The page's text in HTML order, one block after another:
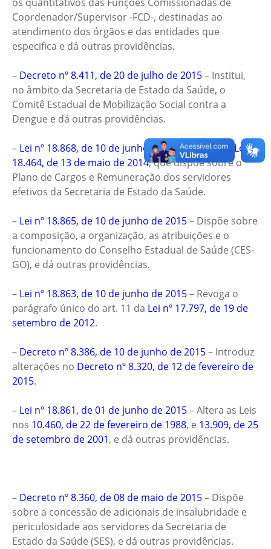
Coordenador/Supervisor -FCD-, destinadas ao
atendimento dos órgãos e das entidades que
especifica e dá outras providências.
– Decreto nº 8.411, de 20 de julho de 2015– Institui,
no âmbito da Secretaria de Estado da Saúde, o
Comitê Estadual de Mobilização Social contra a
Dengue e dá outras providências.
– Lei nº 18.868, de 10 de junho de 2015– Altera a Lei nº
18.464, de 13 de maio de 2014, que dispõe sobre o
Plano de Cargos e Remuneração dos servidores
efetivos da Secretaria de Estado da Saúde.
– Lei nº 18.865, de 10 de junho de 2015– Dispõe sobre
a composição, a organização, as atribuições e o
funcionamento do Conselho Estadual de Saúde (CES-
GO), e dá outras providências.
– Lei nº 18.863, de 10 de junho de 2015– Revoga o
parágrafo único do art. 11 da Lei nº 17.797, de 19 de
setembro de 2012.
– Decreto nº 8.386, de 10 de junho de 2015– Introduz
alterações no Decreto nº 8.320, de 12 de fevereiro de
2015.
– Lei nº 18.861, de 01 de junho de 2015– Altera as Leis
nos 10.460, de 22 de fevereiro de 1988, e 13.909, de 25
de setembro de 2001, e dá outras providências.
– Decreto nº 8.360, de 08 de maio de 2015– Dispõe
sobre a concessão de adicionais de insalubridade e
periculosidade aos servidores da Secretaria de
Estado da Saúde (SES), e dá outras providências.